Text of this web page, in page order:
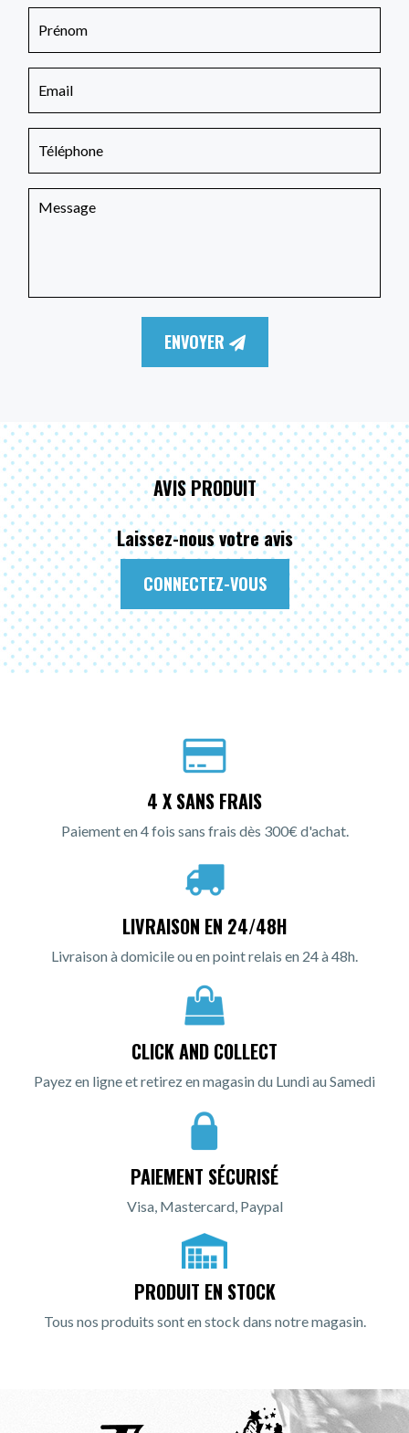
ENVOYER
AVIS PRODUIT
Laissez-nous votre avis
CONNECTEZ-VOUS
4 X SANS FRAIS
Paiement en 4 fois sans frais dès 300€ d'achat.
LIVRAISON EN 24/48H
Livraison à domicile ou en point relais en 24 à 48h.
CLICK AND COLLECT
Payez en ligne et retirez en magasin du Lundi au Samedi
PAIEMENT SÉCURISÉ
Visa, Mastercard, Paypal
PRODUIT EN STOCK
Tous nos produits sont en stock dans notre magasin.